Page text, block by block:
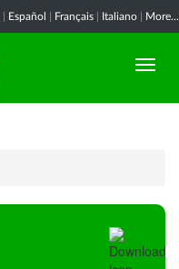
Español Français Italiano More...